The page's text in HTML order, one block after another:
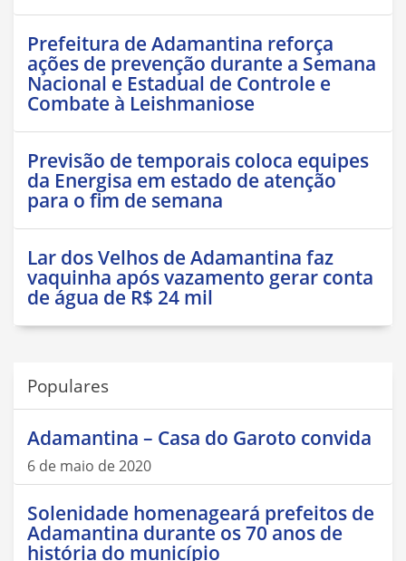
Prefeitura de Adamantina reforça
ações de prevenção durante a Semana
Nacional e Estadual de Controle e
Combate à Leishmaniose
Previsão de temporais coloca equipes
da Energisa em estado de atenção
para o fim de semana
Lar dos Velhos de Adamantina faz
vaquinha após vazamento gerar conta
de água de R$ 24 mil
Populares
Adamantina – Casa do Garoto convida
6 de maio de 2020
Solenidade homenageará prefeitos de
Adamantina durante os 70 anos de
história do município